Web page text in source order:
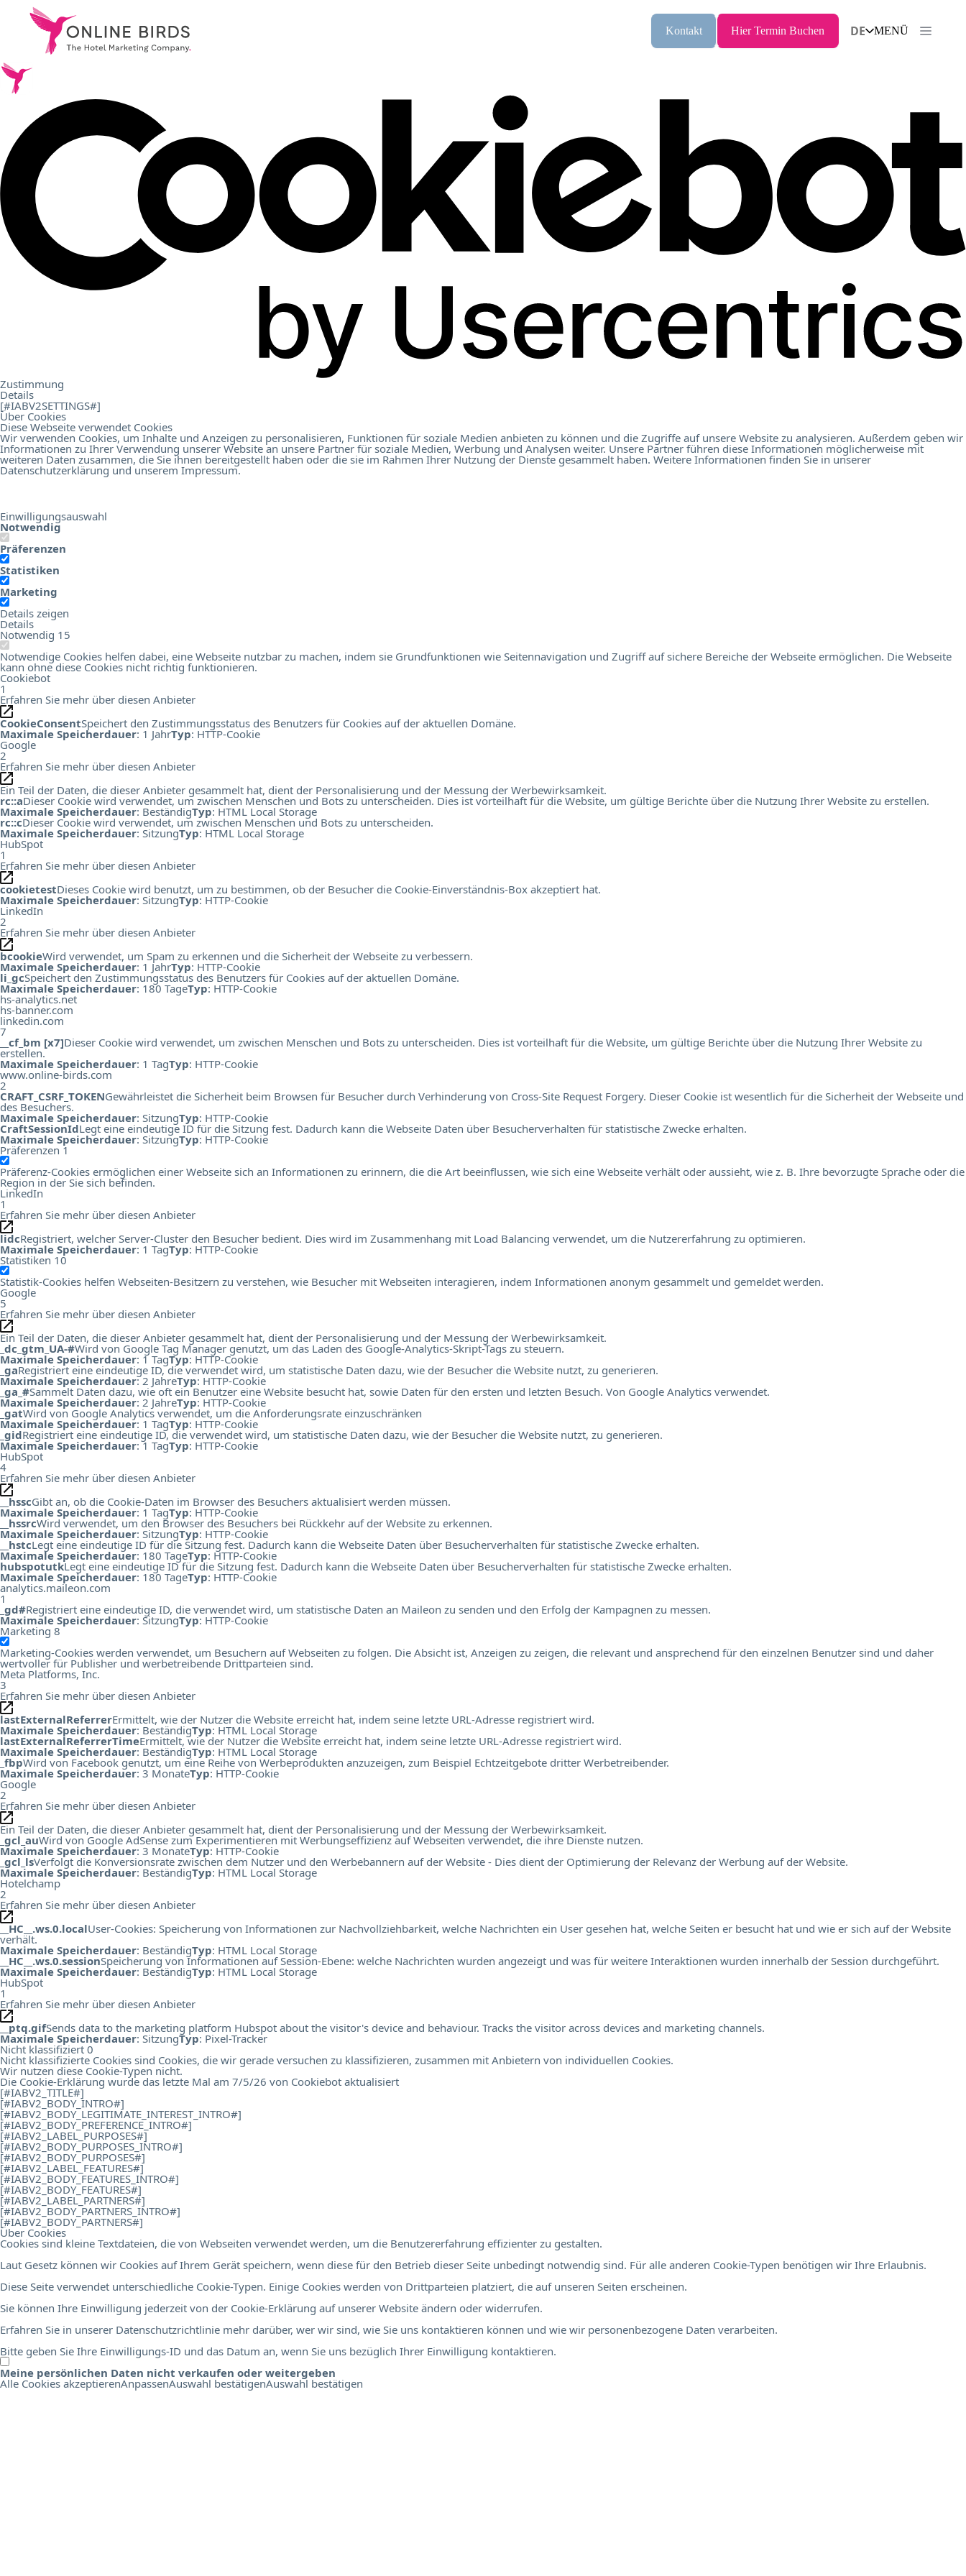
Zustimmung
Details
[#IABV2SETTINGS#]
Über Cookies
Diese Webseite verwendet Cookies
Wir verwenden Cookies, um Inhalte und Anzeigen zu personalisieren, Funktionen für soziale Medien anbieten zu können und die Zugriffe auf unsere Website zu analysieren. Außerdem geben wir
Informationen zu Ihrer Verwendung unserer Website an unsere Partner für soziale Medien, Werbung und Analysen weiter. Unsere Partner führen diese Informationen möglicherweise mit
weiteren Daten zusammen, die Sie ihnen bereitgestellt haben oder die sie im Rahmen Ihrer Nutzung der Dienste gesammelt haben. Weitere Informationen finden Sie in unserer
Datenschutzerklärung und unserem Impressum.
Einwilligungsauswahl
Notwendig
Präferenzen
Statistiken
Marketing
Details zeigen
Details
Notwendig 15
Notwendige Cookies helfen dabei, eine Webseite nutzbar zu machen, indem sie Grundfunktionen wie Seitennavigation und Zugriff auf sichere Bereiche der Webseite ermöglichen. Die Webseite
kann ohne diese Cookies nicht richtig funktionieren.
Cookiebot
1
Erfahren Sie mehr über diesen Anbieter
CookieConsentSpeichert den Zustimmungsstatus des Benutzers für Cookies auf der aktuellen Domäne.
Maximale Speicherdauer: 1 JahrTyp: HTTP-Cookie
Google
2
Erfahren Sie mehr über diesen Anbieter
Ein Teil der Daten, die dieser Anbieter gesammelt hat, dient der Personalisierung und der Messung der Werbewirksamkeit.
rc::aDieser Cookie wird verwendet, um zwischen Menschen und Bots zu unterscheiden. Dies ist vorteilhaft für die Website, um gültige Berichte über die Nutzung Ihrer Website zu erstellen.
Maximale Speicherdauer: BeständigTyp: HTML Local Storage
rc::cDieser Cookie wird verwendet, um zwischen Menschen und Bots zu unterscheiden.
Maximale Speicherdauer: SitzungTyp: HTML Local Storage
HubSpot
1
Erfahren Sie mehr über diesen Anbieter
cookietestDieses Cookie wird benutzt, um zu bestimmen, ob der Besucher die Cookie-Einverständnis-Box akzeptiert hat.
Maximale Speicherdauer: SitzungTyp: HTTP-Cookie
LinkedIn
2
Erfahren Sie mehr über diesen Anbieter
bcookieWird verwendet, um Spam zu erkennen und die Sicherheit der Webseite zu verbessern.
Maximale Speicherdauer: 1 JahrTyp: HTTP-Cookie
li_gcSpeichert den Zustimmungsstatus des Benutzers für Cookies auf der aktuellen Domäne.
Maximale Speicherdauer: 180 TageTyp: HTTP-Cookie
hs-analytics.net
hs-banner.com
linkedin.com
7
__cf_bm [x7]Dieser Cookie wird verwendet, um zwischen Menschen und Bots zu unterscheiden. Dies ist vorteilhaft für die Website, um gültige Berichte über die Nutzung Ihrer Website zu
erstellen.
Maximale Speicherdauer: 1 TagTyp: HTTP-Cookie
www.online-birds.com
2
CRAFT_CSRF_TOKENGewährleistet die Sicherheit beim Browsen für Besucher durch Verhinderung von Cross-Site Request Forgery. Dieser Cookie ist wesentlich für die Sicherheit der Webseite und
des Besuchers.
Maximale Speicherdauer: SitzungTyp: HTTP-Cookie
CraftSessionIdLegt eine eindeutige ID für die Sitzung fest. Dadurch kann die Webseite Daten über Besucherverhalten für statistische Zwecke erhalten.
Maximale Speicherdauer: SitzungTyp: HTTP-Cookie
Präferenzen 1
Präferenz-Cookies ermöglichen einer Webseite sich an Informationen zu erinnern, die die Art beeinflussen, wie sich eine Webseite verhält oder aussieht, wie z. B. Ihre bevorzugte Sprache oder die
Region in der Sie sich befinden.
LinkedIn
1
Erfahren Sie mehr über diesen Anbieter
lidcRegistriert, welcher Server-Cluster den Besucher bedient. Dies wird im Zusammenhang mit Load Balancing verwendet, um die Nutzererfahrung zu optimieren.
Maximale Speicherdauer: 1 TagTyp: HTTP-Cookie
Statistiken 10
Statistik-Cookies helfen Webseiten-Besitzern zu verstehen, wie Besucher mit Webseiten interagieren, indem Informationen anonym gesammelt und gemeldet werden.
Google
5
Erfahren Sie mehr über diesen Anbieter
Ein Teil der Daten, die dieser Anbieter gesammelt hat, dient der Personalisierung und der Messung der Werbewirksamkeit.
_dc_gtm_UA-#Wird von Google Tag Manager genutzt, um das Laden des Google-Analytics-Skript-Tags zu steuern.
Maximale Speicherdauer: 1 TagTyp: HTTP-Cookie
_gaRegistriert eine eindeutige ID, die verwendet wird, um statistische Daten dazu, wie der Besucher die Website nutzt, zu generieren.
Maximale Speicherdauer: 2 JahreTyp: HTTP-Cookie
_ga_#Sammelt Daten dazu, wie oft ein Benutzer eine Website besucht hat, sowie Daten für den ersten und letzten Besuch. Von Google Analytics verwendet.
Maximale Speicherdauer: 2 JahreTyp: HTTP-Cookie
_gatWird von Google Analytics verwendet, um die Anforderungsrate einzuschränken
Maximale Speicherdauer: 1 TagTyp: HTTP-Cookie
_gidRegistriert eine eindeutige ID, die verwendet wird, um statistische Daten dazu, wie der Besucher die Website nutzt, zu generieren.
Maximale Speicherdauer: 1 TagTyp: HTTP-Cookie
HubSpot
4
Erfahren Sie mehr über diesen Anbieter
__hsscGibt an, ob die Cookie-Daten im Browser des Besuchers aktualisiert werden müssen.
Maximale Speicherdauer: 1 TagTyp: HTTP-Cookie
__hssrcWird verwendet, um den Browser des Besuchers bei Rückkehr auf der Website zu erkennen.
Maximale Speicherdauer: SitzungTyp: HTTP-Cookie
__hstcLegt eine eindeutige ID für die Sitzung fest. Dadurch kann die Webseite Daten über Besucherverhalten für statistische Zwecke erhalten.
Maximale Speicherdauer: 180 TageTyp: HTTP-Cookie
hubspotutkLegt eine eindeutige ID für die Sitzung fest. Dadurch kann die Webseite Daten über Besucherverhalten für statistische Zwecke erhalten.
Maximale Speicherdauer: 180 TageTyp: HTTP-Cookie
analytics.maileon.com
1
_gd#Registriert eine eindeutige ID, die verwendet wird, um statistische Daten an Maileon zu senden und den Erfolg der Kampagnen zu messen.
Maximale Speicherdauer: SitzungTyp: HTTP-Cookie
Marketing 8
Marketing-Cookies werden verwendet, um Besuchern auf Webseiten zu folgen. Die Absicht ist, Anzeigen zu zeigen, die relevant und ansprechend für den einzelnen Benutzer sind und daher
wertvoller für Publisher und werbetreibende Drittparteien sind.
Meta Platforms, Inc.
3
Erfahren Sie mehr über diesen Anbieter
lastExternalReferrerErmittelt, wie der Nutzer die Website erreicht hat, indem seine letzte URL-Adresse registriert wird.
Maximale Speicherdauer: BeständigTyp: HTML Local Storage
lastExternalReferrerTimeErmittelt, wie der Nutzer die Website erreicht hat, indem seine letzte URL-Adresse registriert wird.
Maximale Speicherdauer: BeständigTyp: HTML Local Storage
_fbpWird von Facebook genutzt, um eine Reihe von Werbeprodukten anzuzeigen, zum Beispiel Echtzeitgebote dritter Werbetreibender.
Maximale Speicherdauer: 3 MonateTyp: HTTP-Cookie
Google
2
Erfahren Sie mehr über diesen Anbieter
Ein Teil der Daten, die dieser Anbieter gesammelt hat, dient der Personalisierung und der Messung der Werbewirksamkeit.
_gcl_auWird von Google AdSense zum Experimentieren mit Werbungseffizienz auf Webseiten verwendet, die ihre Dienste nutzen.
Maximale Speicherdauer: 3 MonateTyp: HTTP-Cookie
_gcl_lsVerfolgt die Konversionsrate zwischen dem Nutzer und den Werbebannern auf der Website - Dies dient der Optimierung der Relevanz der Werbung auf der Website.
Maximale Speicherdauer: BeständigTyp: HTML Local Storage
Hotelchamp
2
Erfahren Sie mehr über diesen Anbieter
__HC__.ws.0.localUser-Cookies: Speicherung von Informationen zur Nachvollziehbarkeit, welche Nachrichten ein User gesehen hat, welche Seiten er besucht hat und wie er sich auf der Website
verhält.
Maximale Speicherdauer: BeständigTyp: HTML Local Storage
__HC__.ws.0.sessionSpeicherung von Informationen auf Session-Ebene: welche Nachrichten wurden angezeigt und was für weitere Interaktionen wurden innerhalb der Session durchgeführt.
Maximale Speicherdauer: BeständigTyp: HTML Local Storage
HubSpot
1
Erfahren Sie mehr über diesen Anbieter
__ptq.gifSends data to the marketing platform Hubspot about the visitor's device and behaviour. Tracks the visitor across devices and marketing channels.
Maximale Speicherdauer: SitzungTyp: Pixel-Tracker
Nicht klassifiziert 0
Nicht klassifizierte Cookies sind Cookies, die wir gerade versuchen zu klassifizieren, zusammen mit Anbietern von individuellen Cookies.
Wir nutzen diese Cookie-Typen nicht.
Die Cookie-Erklärung wurde das letzte Mal am 7/5/26 von Cookiebot aktualisiert
[#IABV2_TITLE#]
[#IABV2_BODY_INTRO#]
[#IABV2_BODY_LEGITIMATE_INTEREST_INTRO#]
[#IABV2_BODY_PREFERENCE_INTRO#]
[#IABV2_LABEL_PURPOSES#]
[#IABV2_BODY_PURPOSES_INTRO#]
[#IABV2_BODY_PURPOSES#]
[#IABV2_LABEL_FEATURES#]
[#IABV2_BODY_FEATURES_INTRO#]
[#IABV2_BODY_FEATURES#]
[#IABV2_LABEL_PARTNERS#]
[#IABV2_BODY_PARTNERS_INTRO#]
[#IABV2_BODY_PARTNERS#]
Über Cookies
Cookies sind kleine Textdateien, die von Webseiten verwendet werden, um die Benutzererfahrung effizienter zu gestalten.
Laut Gesetz können wir Cookies auf Ihrem Gerät speichern, wenn diese für den Betrieb dieser Seite unbedingt notwendig sind. Für alle anderen Cookie-Typen benötigen wir Ihre Erlaubnis.
Diese Seite verwendet unterschiedliche Cookie-Typen. Einige Cookies werden von Drittparteien platziert, die auf unseren Seiten erscheinen.
Sie können Ihre Einwilligung jederzeit von der Cookie-Erklärung auf unserer Website ändern oder widerrufen.
Erfahren Sie in unserer Datenschutzrichtlinie mehr darüber, wer wir sind, wie Sie uns kontaktieren können und wie wir personenbezogene Daten verarbeiten.
Bitte geben Sie Ihre Einwilligungs-ID und das Datum an, wenn Sie uns bezüglich Ihrer Einwilligung kontaktieren.
Meine persönlichen Daten nicht verkaufen oder weitergeben
Alle Cookies akzeptierenAnpassenAuswahl bestätigenAuswahl bestätigen
Kontakt Hier Termin Buchen DE MENÜ
Leistungen
Referenzen .
Über uns.
Karriere
Kontakt
Online Birds EducationHotel Digital Score